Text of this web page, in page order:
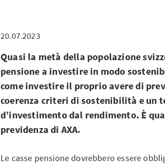
20.07.2023
Quasi la metà della popolazione
pensione a investire in modo
come investire il proprio avere di
coerenza criteri di sostenibilità e un
d’investimento dal rendimento. È
previdenza di AXA.
Le casse pensione dovrebbero essere